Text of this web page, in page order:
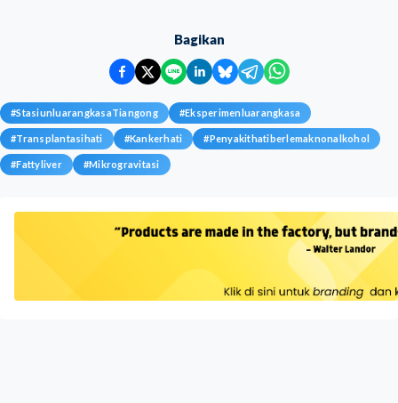
Bagikan
#StasiunluarangkasaTiangong #Eksperimenluarangkasa
#Transplantasihati #Kankerhati #Penyakithatiberlemaknonalkohol
#Fattyliver #Mikrogravitasi